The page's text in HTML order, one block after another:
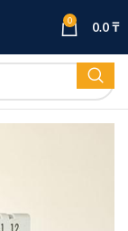
0 0.0₸